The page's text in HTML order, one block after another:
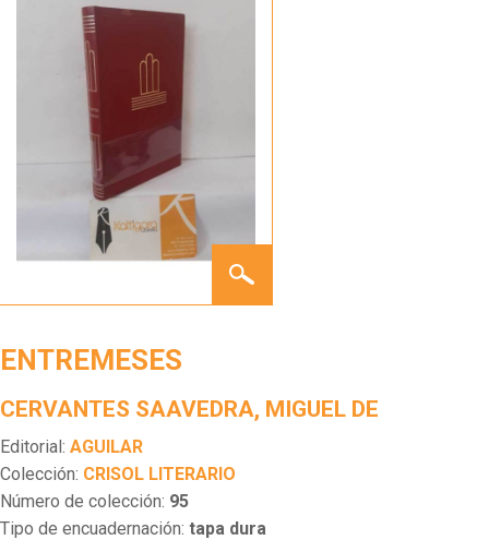
ENTREMESES
CERVANTES SAAVEDRA, MIGUEL DE
Editorial: AGUILAR
Colección: CRISOL LITERARIO
Número de colección: 95
Tipo de encuadernación: tapa dura